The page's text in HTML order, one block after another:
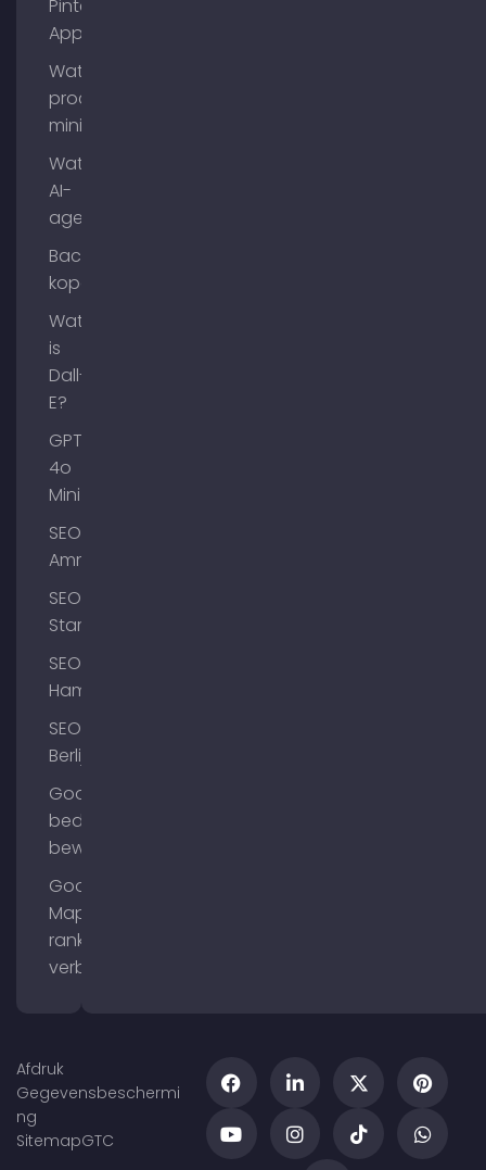
Pinterest
App?
Wat is
process
mining?
Wat zijn
AI-
agenten?
Backlinks
kopen
Wat
is
Dall-
E?
GPT-
4o
Mini
SEO
Ammersee
SEO
Starnberg
SEO
Hamburg
SEO
Berlijn
Google
bedrijfsprofiel
bewerken
Google
Maps
ranking
verbeteren
Afdruk
Gegevensbeschermi
ng
SitemapGTC